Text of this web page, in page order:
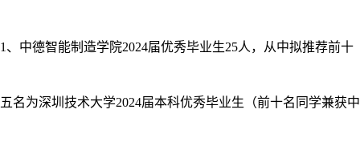
1、中德智能制造学院2024届优秀毕业生25人，从中拟推荐前十
五名为深圳技术大学2024届本科优秀毕业生（前十名同学兼获中